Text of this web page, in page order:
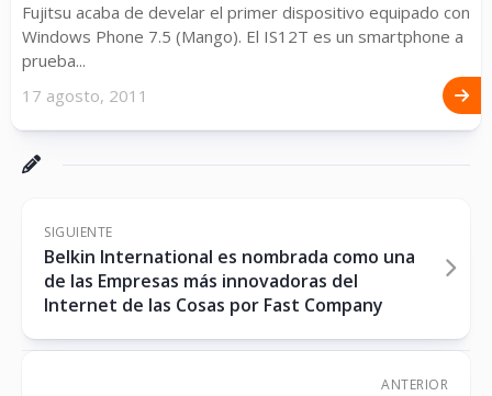
Fujitsu acaba de develar el primer dispositivo equipado con
Windows Phone 7.5 (Mango). El IS12T es un smartphone a
prueba...
17 agosto, 2011
SIGUIENTE
Belkin International es nombrada como una
de las Empresas más innovadoras del
Internet de las Cosas por Fast Company
ANTERIOR